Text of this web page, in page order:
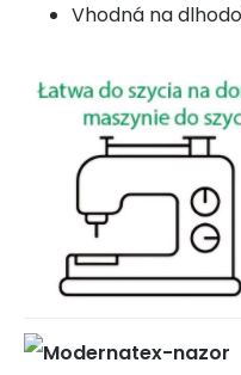
Vhodná na